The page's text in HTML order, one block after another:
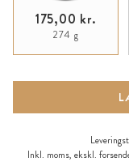
175,00 kr.
274 g
Inkl. moms, ekskl.